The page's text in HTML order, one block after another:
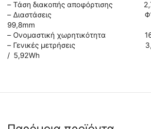
– Τάση διακοπής αποφόρτισης
– Διαστάσεις
99,8mm
– Ονομαστική χωρητικότητα
– Γενικές μετρήσεις 3,7V
/ 5,92Wh